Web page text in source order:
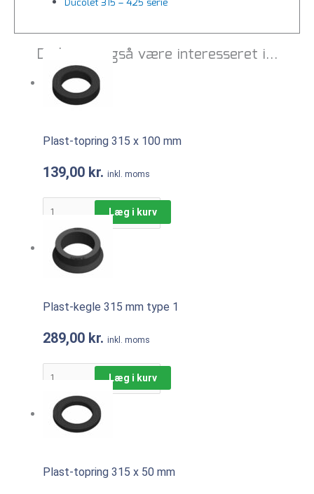
Du kunne også være interesseret i…
Plast-topring 315 x 100 mm
139,00 kr. inkl. moms
Læg i kurv
Plast-kegle 315 mm type 1
289,00 kr. inkl. moms
Læg i kurv
Plast-topring 315 x 50 mm